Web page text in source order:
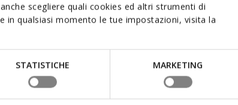
scegliere quali cookies ed altri strumenti di
qualsiasi momento le tue impostazioni, visita la
STATISTICHE MARKETING